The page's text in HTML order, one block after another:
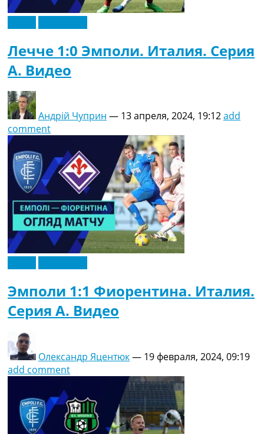
Лечче 1:0 Эмполи. Италия. Серия
A. Видео
Андрій Чуприн — 13 апреля, 2024, 19:12add
comment
Эмполи 1:1 Фиорентина. Италия.
Серия A. Видео
Олександр Яцентюк— 19 февраля, 2024, 09:19
add comment